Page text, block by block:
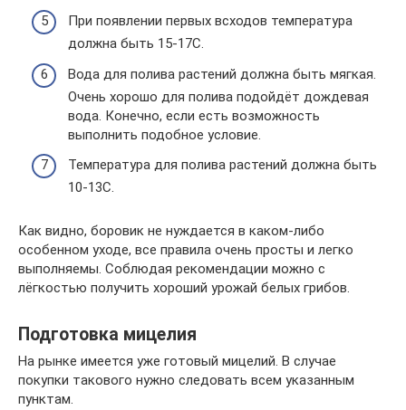
При появлении первых всходов температура
должна быть 15-17С.
Вода для полива растений должна быть мягкая.
Очень хорошо для полива подойдёт дождевая
вода. Конечно, если есть возможность
выполнить подобное условие.
Температура для полива растений должна быть
10-13С.
Как видно, боровик не нуждается в каком-либо
особенном уходе, все правила очень просты и легко
выполняемы. Соблюдая рекомендации можно с
лёгкостью получить хороший урожай белых грибов.
Подготовка мицелия
На рынке имеется уже готовый мицелий. В случае
покупки такового нужно следовать всем указанным
пунктам.